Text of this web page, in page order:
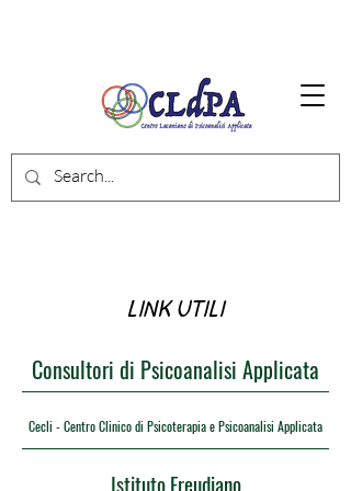
LINK UTILI
Consultori di Psicoanalisi Applicata
Cecli - Centro Clinico di Psicoterapia e Psicoanalisi Applicata
Istituto Freudiano